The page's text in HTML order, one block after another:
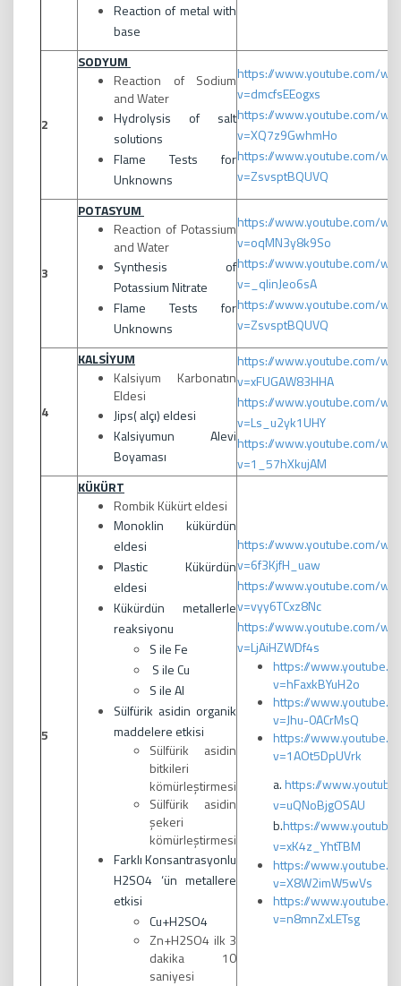
Reaction of metal with
base
2
SODYUM
Reaction of Sodium
and Water
Hydrolysis of salt
solutions
Flame Tests for
Unknowns
https://www.youtube.com/
v=dmcfsEEogxs
https://www.youtube.com/
v=XQ7z9GwhmHo
https://www.youtube.com/
v=ZsvsptBQUVQ
3
POTASYUM
Reaction of Potassium
and Water
Synthesis of
Potassium Nitrate
Flame Tests for
Unknowns
https://www.youtube.com/
v=oqMN3y8k9So
https://www.youtube.com/
v=_qlinJeo6sA
https://www.youtube.com/
v=ZsvsptBQUVQ
4
KALSİYUM
Kalsiyum Karbonatın
Eldesi
Jips( alçı) eldesi
Kalsiyumun Alevi
Boyaması
https://www.youtube.com/
v=xFUGAW83HHA
https://www.youtube.com/
v=Ls_u2yk1UHY
https://www.youtube.com/
v=1_57hXkujAM
5
KÜKÜRT
Rombik Kükürt eldesi
Monoklin kükürdün
eldesi
Plastic Kükürdün
eldesi
Kükürdün metallerle
reaksiyonu
S ile Fe
S ile Cu
S ile Al
Sülfürik asidin organik
maddelere etkisi
Sülfürik asidin
bitkileri
kömürleştirmesi
Sülfürik asidin
şekeri
kömürleştirmesi
Farklı Konsantrasyonlu
H2SO4 ‘ün metallere
etkisi
Cu+H2SO4
Zn+H2SO4 ilk 3
dakika 10
saniyesi
https://www.youtube.com/
v=6f3KjfH_uaw
https://www.youtube.com/
v=vyy6TCxz8Nc
https://www.youtube.com/
v=LjAiHZWDf4s
https://
v=hFaxkBYuH2o
https://
v=Jhu-0ACrMsQ
https://
v=1AOt5DpUVrk
a.https://
v=uQNoBjgOSAU
b.https://
v=xK4z_YhtTBM
https://
v=X8W2imW5wVs
https://
v=n8mnZxLETsg